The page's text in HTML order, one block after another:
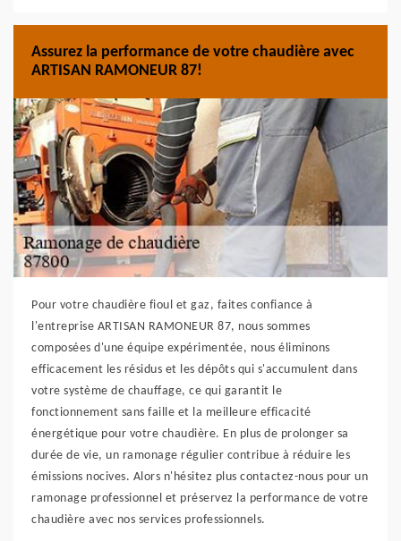
Assurez la performance de votre chaudière avec
ARTISAN RAMONEUR 87!
Pour votre chaudière fioul et gaz, faites confiance à
l'entreprise ARTISAN RAMONEUR 87, nous sommes
composées d'une équipe expérimentée, nous éliminons
efficacement les résidus et les dépôts qui s'accumulent dans
votre système de chauffage, ce qui garantit le
fonctionnement sans faille et la meilleure efficacité
énergétique pour votre chaudière. En plus de prolonger sa
durée de vie, un ramonage régulier contribue à réduire les
émissions nocives. Alors n'hésitez plus contactez-nous pour un
ramonage professionnel et préservez la performance de votre
chaudière avec nos services professionnels.